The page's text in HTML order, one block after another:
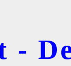
-